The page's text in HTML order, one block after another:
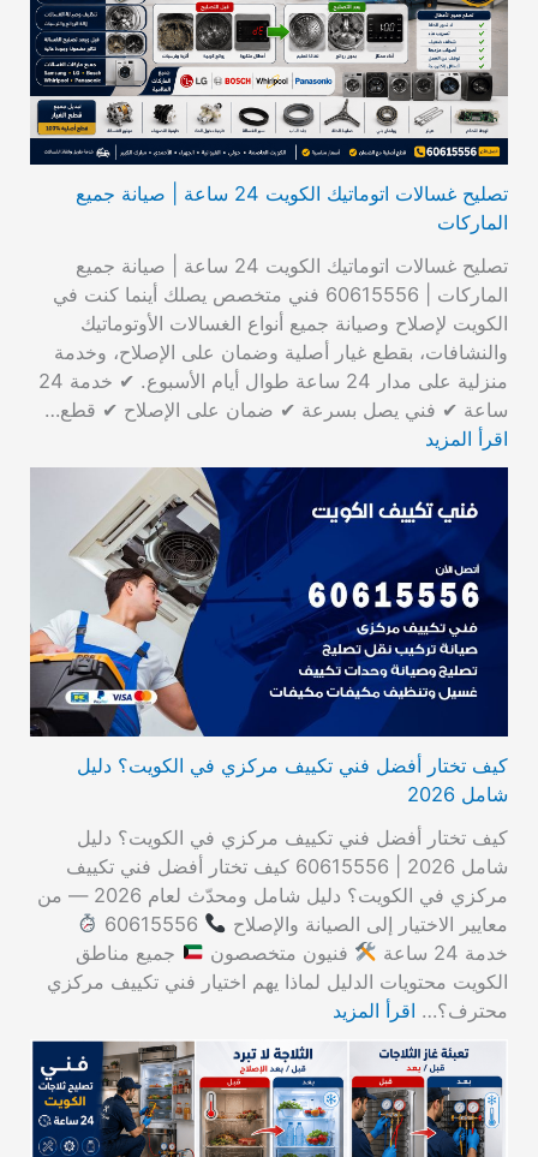
تصليح غسالات اتوماتيك الكويت 24 ساعة | صيانة جميع
الماركات
تصليح غسالات اتوماتيك الكويت 24 ساعة | صيانة جميع
الماركات | 60615556 فني متخصص يصلك أينما كنت في
الكويت لإصلاح وصيانة جميع أنواع الغسالات الأوتوماتيك
والنشافات، بقطع غيار أصلية وضمان على الإصلاح، وخدمة
منزلية على مدار 24 ساعة طوال أيام الأسبوع. ✔ خدمة 24
ساعة ✔ فني يصل بسرعة ✔ ضمان على الإصلاح ✔ قطع…
اقرأ المزيد
كيف تختار أفضل فني تكييف مركزي في الكويت؟ دليل
شامل 2026
كيف تختار أفضل فني تكييف مركزي في الكويت؟ دليل
شامل 2026 | 60615556 كيف تختار أفضل فني تكييف
مركزي في الكويت؟ دليل شامل ومحدّث لعام 2026 — من
معايير الاختيار إلى الصيانة والإصلاح
خدمة 24 ساعة
فنيون متخصصون
جميع مناطق
الكويت محتويات الدليل لماذا يهم اختيار فني تكييف مركزي
محترف؟… اقرأ المزيد